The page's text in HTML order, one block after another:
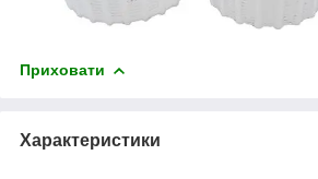
Приховати
Характеристики